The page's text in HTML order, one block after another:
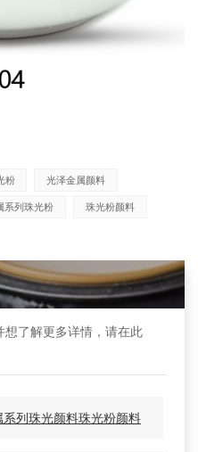
粉
光泽金属颜料
系列珠光粉
珠光粉颜料
了解更多详情，请在此
列珠光颜料珠光粉颜料